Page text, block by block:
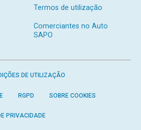
Termos de utilização
Comerciantes no Auto
SAPO
DE UTILIZAÇÃO
RGPD SOBRE COOKIES
PRIVACIDADE